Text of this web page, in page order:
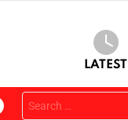
LATEST
SKIN
Search
for: